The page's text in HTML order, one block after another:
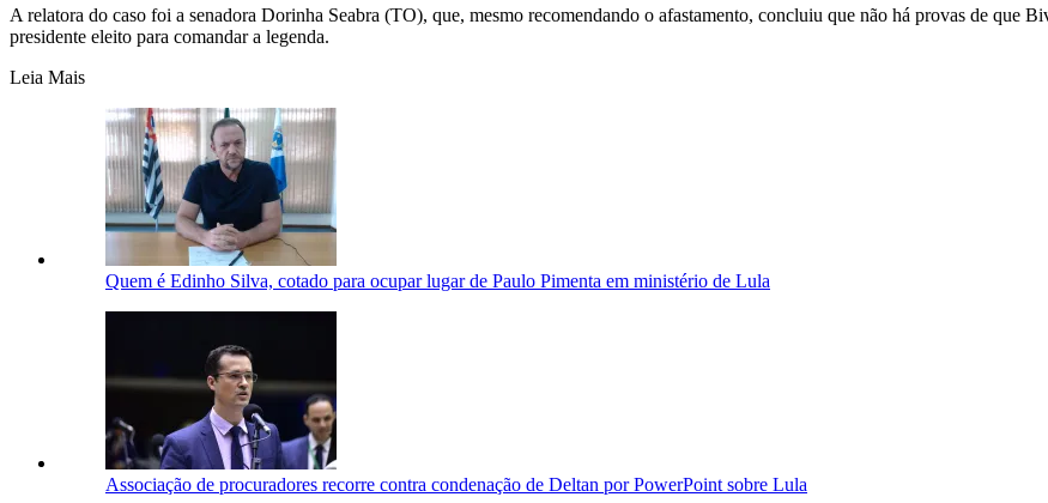
A relatora do caso foi a senadora Dorinha Seabra (TO), que, mesmo recomendando o afastamento, concluiu que não há provas de que
presidente eleito para comandar a legenda.
Leia Mais
Quem é Edinho Silva, cotado para ocupar lugar de Paulo Pimenta em ministério de Lula
Associação de procuradores recorre contra condenação de Deltan por PowerPoint sobre Lula